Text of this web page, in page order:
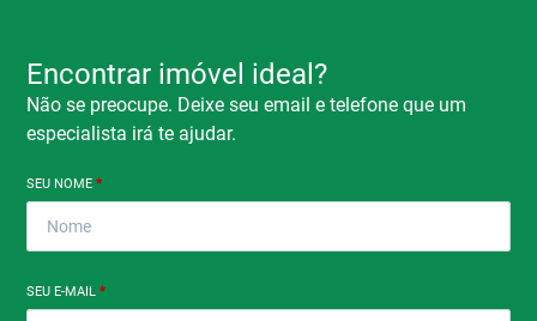
Encontrar imóvel ideal?
Não se preocupe. Deixe seu email e telefone que um
especialista irá te ajudar.
SEU NOME*
SEU E-MAIL*